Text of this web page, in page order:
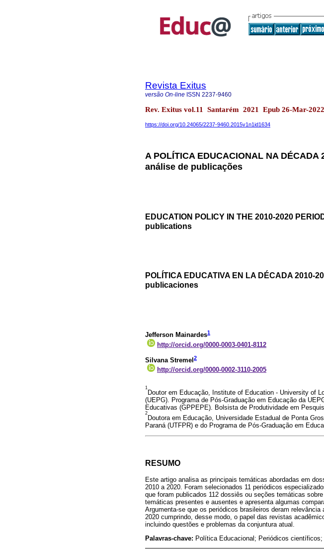
Revista Exitus
versão On-line ISSN 2237-9460
Rev. Exitus vol.11 Santarém 2021 Epub 26-Mar-2022
https://doi.org/10.24065/2237-9460.2015v1n1id1634
A POLÍTICA EDUCACIONAL NA DÉCADA
análise de publicações
EDUCATION POLICY IN THE 2010-2020
publications
POLÍTICA EDUCATIVA EN LA DÉCADA 2010-
publicaciones
Jefferson Mainardes1
http://orcid.org/0000-0003-0401-8112
Silvana Stremel 2
http://orcid.org/0000-0002-3110-2005
1
Doutor em Educação, Institute of Education - University of
(UEPG). Programa de Pós-Graduação em Educação da
Educativas (GPPEPE). Bolsista de Produtividade em
2
Doutora em Educação, Universidade Estadual de Ponta
Paraná (UTFPR) e do Programa de Pós-Graduação em
RESUMO
Este artigo analisa as principais temáticas abordadas em
2010 a 2020. Foram selecionados 11 periódicos
que foram publicados 112 dossiês ou seções temáticas
temáticas presentes e ausentes e apresenta algumas
Argumenta-se que os periódicos brasileiros deram
2020 cumprindo, desse modo, o papel das revistas
incluindo questões e problemas da conjuntura atual.
Palavras-chave: Política Educacional; Periódicos